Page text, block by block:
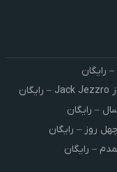
رایگان
– رایگان
روز – رایگان
– رایگان